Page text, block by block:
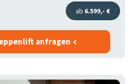
ab 6.599,- €
anfragen